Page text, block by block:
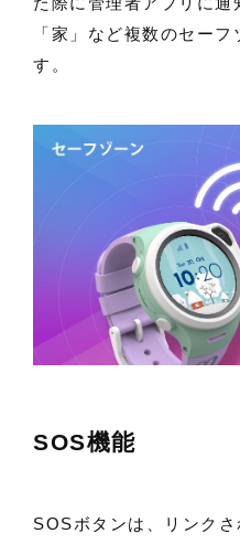
「家」など複数のセー
す。
SOS機能
SOSボタンは、リンク